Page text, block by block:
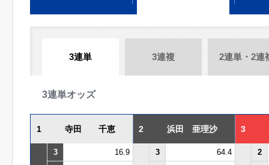
3連単 3連複 2連単・2連
3連単オッズ
1 寺田 千恵 2 浜田 亜理沙 3
3 16.9 3 64.4
2